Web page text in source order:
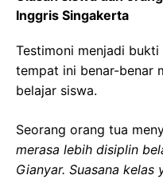
Inggris Singakerta
Testimoni menjadi
tempat ini benar-benar
belajar siswa.
Seorang orang tua
merasa lebih disiplin
Gianyar. Suasana